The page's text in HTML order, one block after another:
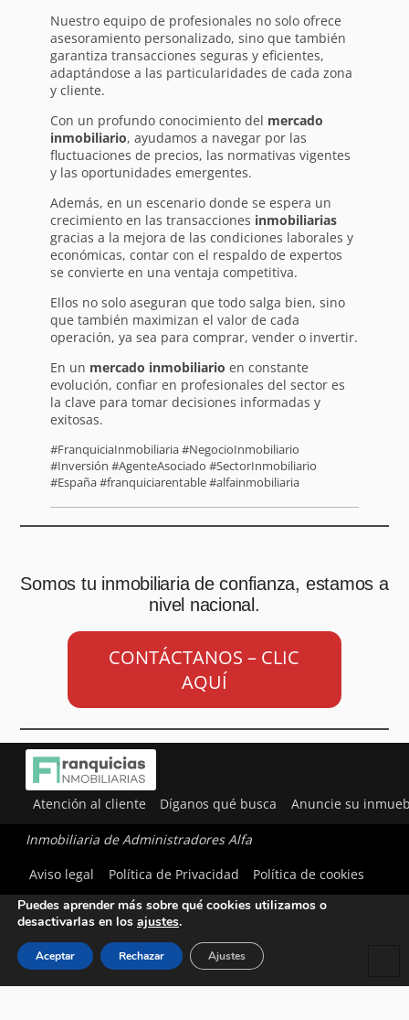
Nuestro equipo de profesionales no solo ofrece
asesoramiento personalizado, sino que también
garantiza transacciones seguras y eficientes,
adaptándose a las particularidades de cada zona
y cliente.
Con un profundo conocimiento del mercado
inmobiliario, ayudamos a navegar por las
fluctuaciones de precios, las normativas vigentes
y las oportunidades emergentes.
Además, en un escenario donde se espera un
crecimiento en las transacciones inmobiliarias
gracias a la mejora de las condiciones laborales y
económicas, contar con el respaldo de expertos
se convierte en una ventaja competitiva.
Ellos no solo aseguran que todo salga bien, sino
que también maximizan el valor de cada
operación, ya sea para comprar, vender o invertir.
En un mercado inmobiliario en constante
evolución, confiar en profesionales del sector es
la clave para tomar decisiones informadas y
exitosas.
#FranquiciaInmobiliaria #NegocioInmobiliario
#Inversión #AgenteAsociado #SectorInmobiliario
#España #franquiciarentable #alfainmobiliaria
Somos tu inmobiliaria de confianza, estamos a
nivel nacional.
CONTÁCTANOS – CLIC
AQUÍ
Atención al cliente Díganos qué busca Anuncie su
Inmobiliaria de Administradores Alfa
Aviso legal
Política de Privacidad Política de cookies
Utilizamos cookies para ofrecerte la mejor experiencia en
Puedes aprender más sobre qué cookies utilizamos o
desactivarlas en los ajustes.
Aceptar Rechazar Ajustes